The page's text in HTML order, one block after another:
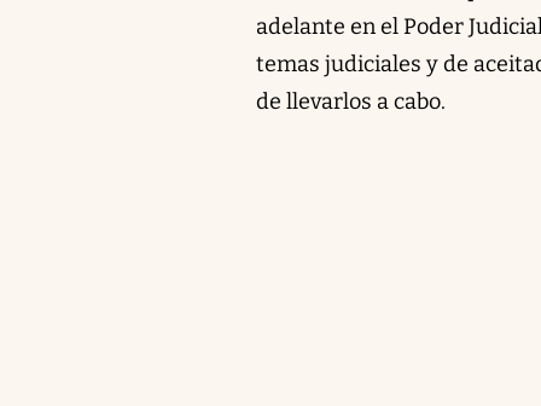
adelante en el Poder
temas judiciales y de
de llevarlos a cabo.